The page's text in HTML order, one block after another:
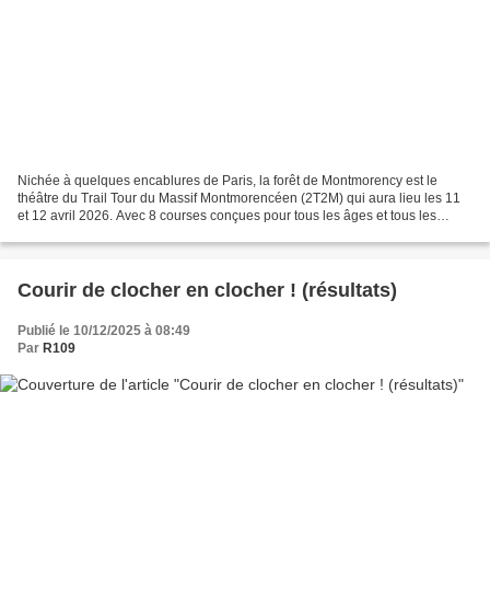
Nichée à quelques encablures de Paris, la forêt de Montmorency est le
théâtre du Trail Tour du Massif Montmorencéen (2T2M) qui aura lieu les 11
et 12 avril 2026. Avec 8 courses conçues pour tous les âges et tous les
Courir de clocher en clocher ! (résultats)
Publié le 10/12/2025 à 08:49
Par R109